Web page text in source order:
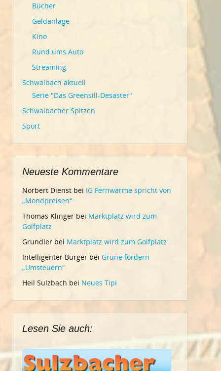
Bücher
Geldanlage
Kino
Rund ums Auto
Streaming
Schwalbach aktuell
Serie "Das Greensill-Desaster"
Schwalbacher Spitzen
Sport
Neueste Kommentare
Norbert Dienst bei IG Fernwärme spricht von
„Mondpreisen“
Thomas Klinger bei Marktplatz wird zum
Golfplatz
Grundler bei Marktplatz wird zum Golfplatz
Intelligenter Bürger bei Grüne fordern
„Umsteuern“
Heil Sulzbach bei Neues Tipi
Lesen Sie auch: